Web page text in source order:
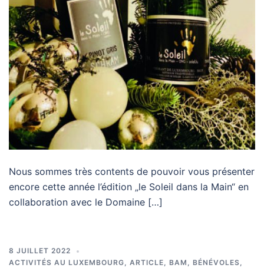
Nous sommes très contents de pouvoir vous présenter
encore cette année l’édition „le Soleil dans la Main“ en
collaboration avec le Domaine […]
8 JUILLET 2022
ACTIVITÉS AU LUXEMBOURG, ARTICLE, BAM , BÉNÉVOLES,